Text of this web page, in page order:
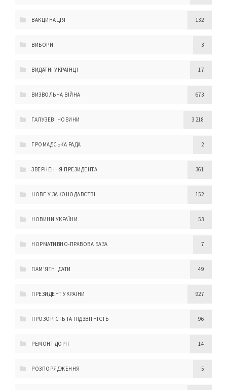
ВАКЦИНАЦІЯ 132
ВИБОРИ 3
ВИДАТНІ УКРАЇНЦІ 17
ВИЗВОЛЬНА ВІЙНА 673
ГАЛУЗЕВІ НОВИНИ 3 218
ГРОМАДСЬКА РАДА 2
ЗВЕРНЕННЯ ПРЕЗИДЕНТА 361
НОВЕ У ЗАКОНОДАВСТВІ 152
НОВИНИ УКРАЇНИ 53
НОРМАТИВНО-ПРАВОВА БАЗА 7
ПАМ'ЯТНІ ДАТИ 49
ПРЕЗИДЕНТ УКРАЇНИ 927
ПРОЗОРІСТЬ ТА ПІДЗВІТНІСТЬ 96
РЕМОНТ ДОРІГ 14
РОЗПОРЯДЖЕННЯ 5